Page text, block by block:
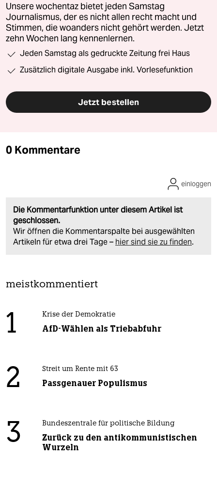
Unsere wochentaz bietet jeden Samstag
Journalismus, der es nicht allen recht macht und
Stimmen, die woanders nicht gehört werden. Jetzt
zehn Wochen lang kennenlernen.
Jeden Samstag als gedruckte Zeitung frei Haus
Zusätzlich digitale Ausgabe inkl. Vorlesefunktion
Jetzt bestellen
0 Kommentare
Die Kommentarfunktion unter diesem Artikel ist
geschlossen.
Wir öffnen die Kommentarspalte bei ausgewählten
Artikeln für etwa drei Tage – hier sind sie zu finden.
einloggen
meistkommentiert
1 Krise der Demokratie
AfD-Wählen als Triebabfuhr
2 Streit um Rente mit 63
Passgenauer Populismus
3 Bundeszentrale für politische Bildung
Zurück zu den antikommunistischen
Wurzeln